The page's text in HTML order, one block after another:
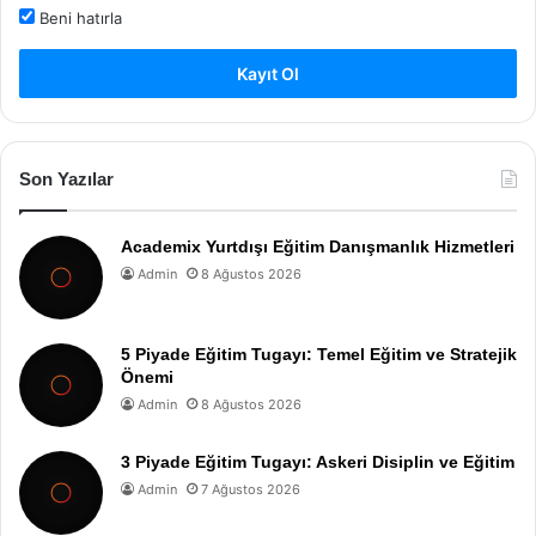
Beni hatırla
Kayıt Ol
Son Yazılar
Academix Yurtdışı Eğitim Danışmanlık Hizmetleri
Admin 8 Ağustos 2026
5 Piyade Eğitim Tugayı: Temel Eğitim ve Stratejik
Önemi
Admin 8 Ağustos 2026
3 Piyade Eğitim Tugayı: Askeri Disiplin ve Eğitim
Admin 7 Ağustos 2026